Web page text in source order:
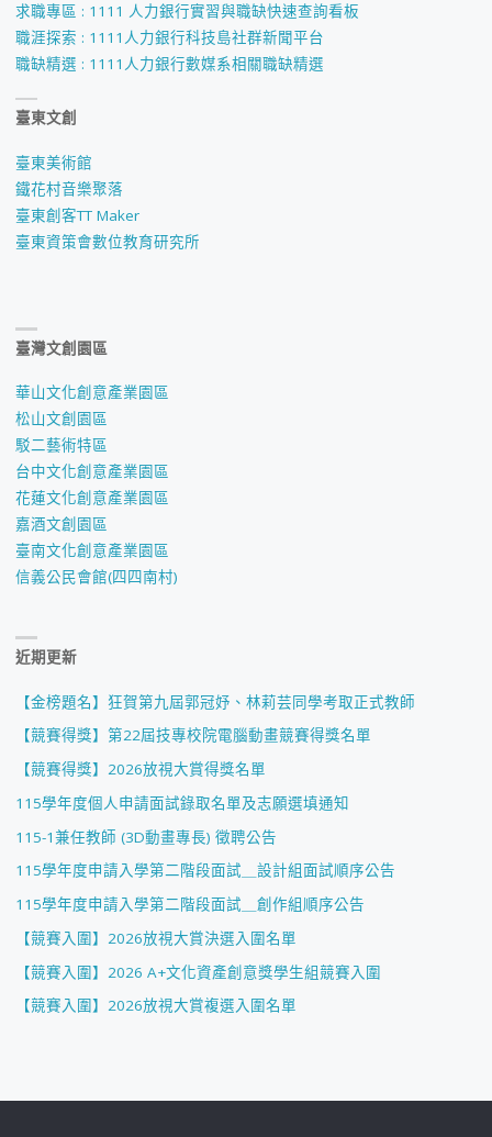
求職專區 : 1111 人力銀行實習與職缺快速查詢看板
職涯探索 : 1111人力銀行科技島社群新聞平台
職缺精選 : 1111人力銀行數媒系相關職缺精選
臺東文創
臺東美術館
鐵花村音樂聚落
臺東創客TT Maker
臺東資策會數位教育研究所
臺灣文創園區
華山文化創意產業園區
松山文創園區
駁二藝術特區
台中文化創意產業園區
花蓮文化創意產業園區
嘉酒文創園區
臺南文化創意產業園區
信義公民會館(四四南村)
近期更新
【金榜題名】狂賀第九屆郭冠妤、林莉芸同學考取正式教師
【競賽得獎】第22屆技專校院電腦動畫競賽得獎名單
【競賽得獎】2026放視大賞得獎名單
115學年度個人申請面試錄取名單及志願選填通知
115-1兼任教師 (3D動畫專長) 徵聘公告
115學年度申請入學第二階段面試＿設計組面試順序公告
115學年度申請入學第二階段面試＿創作組順序公告
【競賽入圍】2026放視大賞決選入圍名單
【競賽入圍】2026 A+文化資產創意獎學生組競賽入圍
【競賽入圍】2026放視大賞複選入圍名單